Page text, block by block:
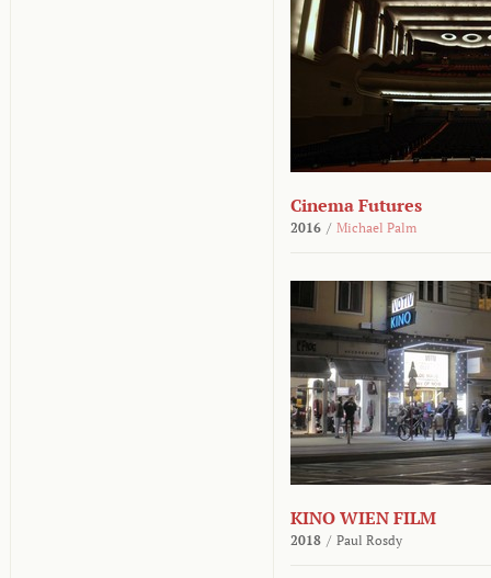
Cinema Futures
2016 / Michael Palm
KINO WIEN FILM
2018 / Paul Rosdy